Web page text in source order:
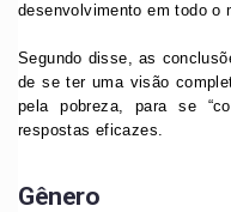
desenvolvimento em todo o
Segundo disse, as
de se ter uma visão
pela pobreza, para se
respostas eficazes.
Gênero